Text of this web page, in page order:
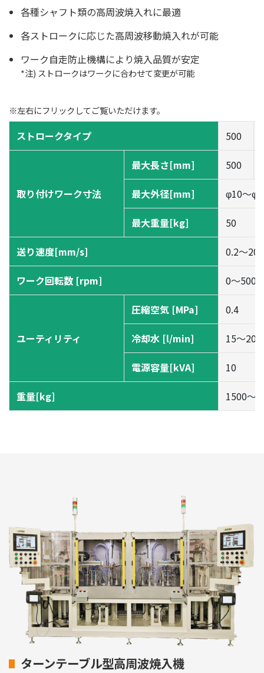
各種シャフト類の高周波焼入れに最適
各ストロークに応じた高周波移動焼入れが可能
ワーク自走防止機構により焼入品質が安定
*注) ストロークはワークに合わせて変更が可能
※左右にフリックしてご覧いただけます。
ストロークタイプ 500
取り付けワーク寸法
最大長さ[mm] 500
最大外径[mm] φ10〜
最大重量[kg] 50
送り速度[mm/s] 0.2～200
ワーク回転数 [rpm] 0～500
ユーティリティ
圧縮空気 [MPa] 0.4
冷却水 [l/min] 15～200
電源容量[kVA] 10
重量[kg] 1500〜
ターンテーブル型高周波焼入機